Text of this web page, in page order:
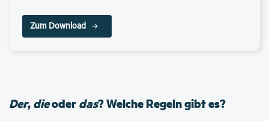
Zum Download
Der,dieoderdas? Welche Regeln gibt es?